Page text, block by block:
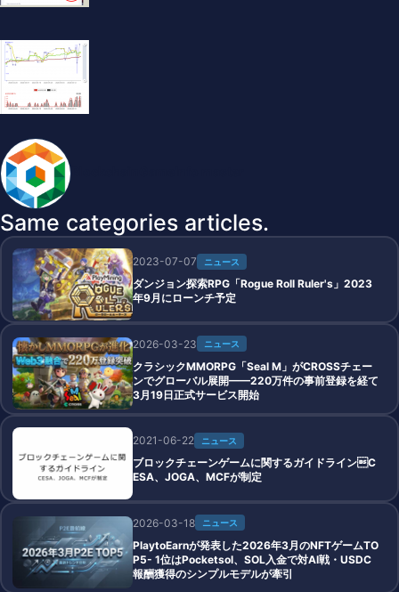
Same categories articles.
2023-07-07 ニュース
ダンジョン探索RPG「Rogue Roll Ruler's」2023
年9月にローンチ予定
2026-03-23 ニュース
クラシックMMORPG「Seal M」がCROSSチェー
ンでグローバル展開——220万件の事前登録を経て
3月19日正式サービス開始
2021-06-22 ニュース
ブロックチェーンゲームに関するガイドラインC
ESA、JOGA、MCFが制定
2026-03-18 ニュース
PlaytoEarnが発表した2026年3月のNFTゲームTO
P5- 1位はPocketsol、SOL入金で対AI戦・USDC
報酬獲得のシンプルモデルが牽引